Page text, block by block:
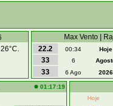
Max Vento |
22.2
00:34 Hoje
33
6
33
6 Ago 2026
01:17:19
Hoje